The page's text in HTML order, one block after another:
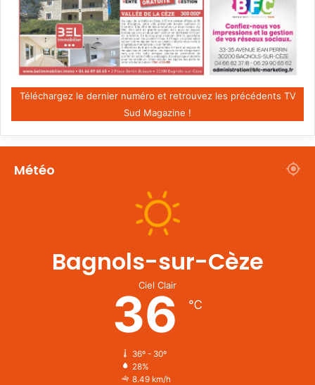
Téléchargez le dernier numéro et retrouvez les précédents TV
Sud Magazine !
Météo
Bagnols-sur-Cèze
Ciel Clair
36 ℃
36º - 30º
28%
8.49 km/h